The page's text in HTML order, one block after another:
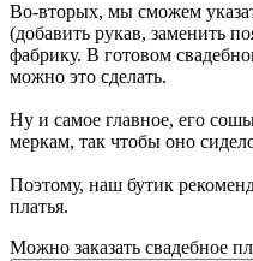
Во-вторых, мы сможем
(добавить рукав, заменить
фабрику. В готовом
можно это сделать.
Ну и самое главное, его
меркам, так чтобы оно
Поэтому, наш бутик
платья.
Можно заказать свадебное